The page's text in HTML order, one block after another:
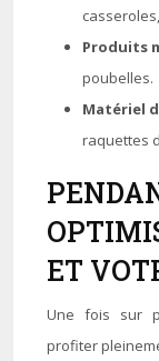
Produits
poubelles.
Matériel
raquettes
ET
Une fois sur
profiter